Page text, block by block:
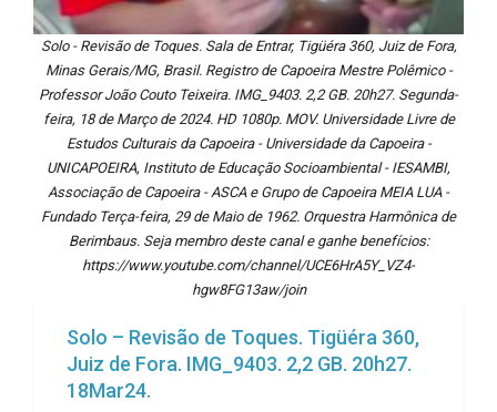
Solo - Revisão de Toques. Sala de Entrar, Tigüéra 360, Juiz de Fora,
Minas Gerais/MG, Brasil. Registro de Capoeira Mestre Polêmico -
Professor João Couto Teixeira. IMG_9403. 2,2 GB. 20h27. Segunda-
feira, 18 de Março de 2024. HD 1080p. MOV. Universidade Livre de
Estudos Culturais da Capoeira - Universidade da Capoeira -
UNICAPOEIRA, Instituto de Educação Socioambiental - IESAMBI,
Associação de Capoeira - ASCA e Grupo de Capoeira MEIA LUA -
Fundado Terça-feira, 29 de Maio de 1962. Orquestra Harmônica de
Berimbaus. Seja membro deste canal e ganhe benefícios:
https://www.youtube.com/channel/UCE6HrA5Y_VZ4-
hgw8FG13aw/join
Solo – Revisão de Toques. Tigüéra 360,
Juiz de Fora. IMG_9403. 2,2 GB. 20h27.
18Mar24.